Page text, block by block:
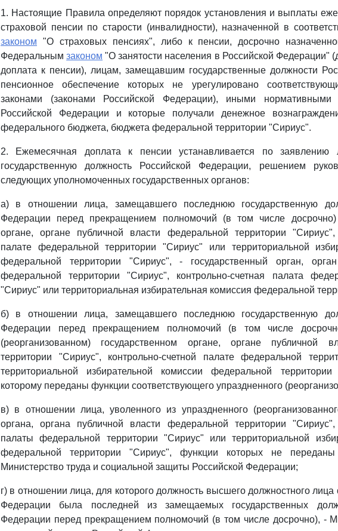
1. Настоящие Правила определяют порядок установления и выплаты
страховой пенсии по старости (инвалидности), назначенной в
законом "О страховых пенсиях", либо к пенсии, досрочно
Федеральнымзаконом "О занятости населения в Российской Федерации"
доплата к пенсии), лицам, замещавшим государственные должности
пенсионное обеспечение которых не урегулировано
законами (законами Российской Федерации), иными
Российской Федерации и которые получали денежное
федерального бюджета, бюджета федеральной территории "Сириус".
2. Ежемесячная доплата к пенсии устанавливается по заявлению
государственную должность Российской Федерации, решением
следующих уполномоченных государственных органов:
а) в отношении лица, замещавшего последнюю государственную
Федерации перед прекращением полномочий (в том числе досрочно)
органе, органе публичной власти федеральной территории "Сириус",
палате федеральной территории "Сириус" или территориальной
федеральной территории "Сириус", - государственный орган,
федеральной территории "Сириус", контрольно-счетная палата
"Сириус" или территориальная избирательная комиссия федеральной
б) в отношении лица, замещавшего последнюю государственную
Федерации перед прекращением полномочий (в том числе
(реорганизованном) государственном органе, органе публичной
территории "Сириус", контрольно-счетной палате федеральной
территориальной избирательной комиссии федеральной
которому переданы функции соответствующего упраздненного
в) в отношении лица, уволенного из упраздненного
органа, органа публичной власти федеральной территории "Сириус",
палаты федеральной территории "Сириус" или территориальной
федеральной территории "Сириус", функции которых не
Министерство труда и социальной защиты Российской Федерации;
г) в отношении лица, для которого должность высшего должностного лица
Федерации была последней из замещаемых государственных
Федерации перед прекращением полномочий (в том числе досрочно), -